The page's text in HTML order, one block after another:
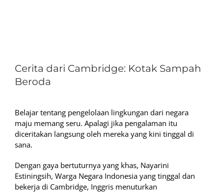
Larger
Image
Cerita dari Cambridge: Kotak Sampah
Beroda
Belajar tentang pengelolaan lingkungan dari negara
maju memang seru. Apalagi jika pengalaman itu
diceritakan langsung oleh mereka yang kini tinggal di
sana.
Dengan gaya bertuturnya yang khas, Nayarini
Estiningsih, Warga Negara Indonesia yang tinggal dan
bekerja di Cambridge, Inggris menuturkan